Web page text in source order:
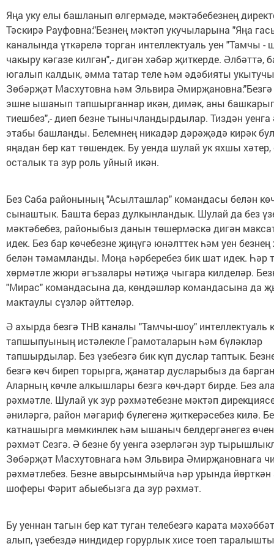
Яңа уку елы башланып өлгермәде, мәктәбебезнең
Тәскирә Рауфовна:"Безнең мәктәп укучыларына "Яңа
каналында үткәрелә торган интеллектуаль уен "Тамчы -
чакыру кәгазе килгән",- дигән хәбәр җиткерде. Әлбәттә,
югалып калдык, әмма татар теле һәм әдәбияты
Зөбәрҗәт Масхутовна һәм Эльвира
эшне ышанып тапшырганнар икән, димәк, аны
тиешбез",- диеп безне тынычландырдылар. Тиздән уенга
этабы башланды. Белемнең никадәр дәрәҗәдә кирәк
яңадан бер кат төшендек. Бу уенда шулай ук яхшы хәтер,
осталык та зур роль уйный икән.
Без Саба районының "Асылташлар" командасы белән
сынаштык. Башта бераз дулкынландык. Шулай да без
мәктәбебез, районыбыз данын төшермәскә дигән
идек. Без бар көчебезне җиңүгә юнәлттек һәм уен
белән тәмамланды. Моңа һәрберебез бик шат идек. Һәр
хөрмәтле жюри әгъзалары нәтиҗә чыгара килделәр.
"Мирас" командасына да, көндәшләр командасына да
мактаулы сүзләр әйттеләр.
Ә ахырда безгә ТНВ каналы "Тамчы-шоу" интеллектуаль
тапшыпуының истәлекле Грамоталарын һәм бүләкләр
тапшырдылар. Без үзебезгә бик күп дуслар таптык.
безгә көч биреп торырга, җанатар дусларыбыз да
Аларның көчле алкышлары безгә көч-дәрт бирде. Без
рәхмәтле. Шулай ук зур рәхмәтебезне мәктәп
әниләргә, район мәгариф бүлегенә җиткерәсебез килә.
катнашырга мөмкинлек һәм ышаныч белдергәнегез
рәхмәт Сезгә. Ә безне бу уенга әзерләгән зур
Зөбәрҗәт Масхутовнага һәм Эльвира Әмирҗановнага
рәхмәтлебез. Безне авырсынмыйча һәр урында йөрткән
шоферы Фәрит абыебызга да зур рәхмәт.
Бу уеннан тагын бер кат туган телебезгә карата
алып, үзебездә ниндидер горурлык хисе тоеп